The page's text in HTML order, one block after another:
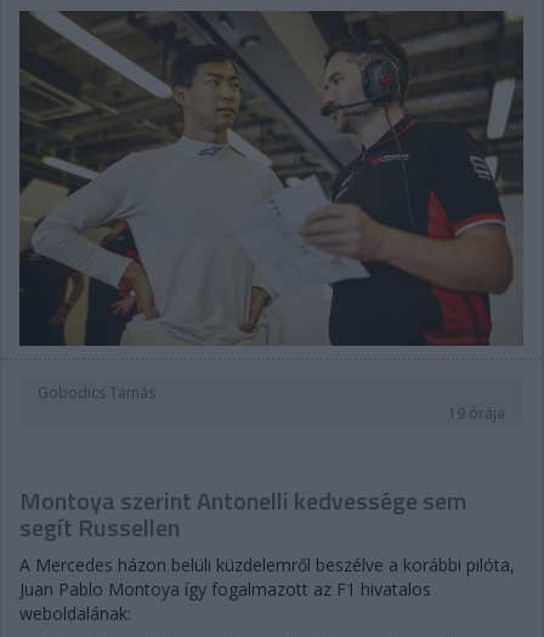
Gobodics Tamás
19 órája
Montoya szerint Antonelli kedvessége sem
segít Russellen
A Mercedes házon belüli küzdelemről beszélve a korábbi pilóta,
Juan Pablo Montoya így fogalmazott az F1 hivatalos
weboldalának: